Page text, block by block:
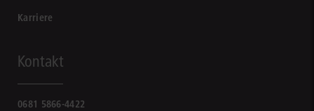
Karriere
Kontakt
0681 5866-4422